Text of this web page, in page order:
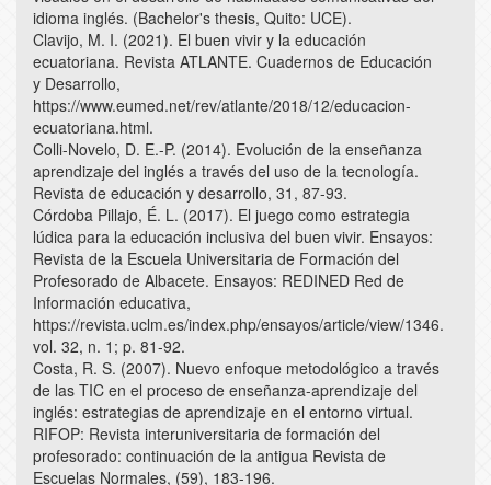
idioma inglés. (Bachelor's thesis, Quito: UCE).
Clavijo, M. I. (2021). El buen vivir y la educación
ecuatoriana. Revista ATLANTE. Cuadernos de Educación
y Desarrollo,
https://www.eumed.net/rev/atlante/2018/12/educacion-
ecuatoriana.html.
Colli-Novelo, D. E.-P. (2014). Evolución de la enseñanza
aprendizaje del inglés a través del uso de la tecnología.
Revista de educación y desarrollo, 31, 87-93.
Córdoba Pillajo, É. L. (2017). El juego como estrategia
lúdica para la educación inclusiva del buen vivir. Ensayos:
Revista de la Escuela Universitaria de Formación del
Profesorado de Albacete. Ensayos: REDINED Red de
Información educativa,
https://revista.uclm.es/index.php/ensayos/article/view/1346.
vol. 32, n. 1; p. 81-92.
Costa, R. S. (2007). Nuevo enfoque metodológico a través
de las TIC en el proceso de enseñanza-aprendizaje del
inglés: estrategias de aprendizaje en el entorno virtual.
RIFOP: Revista interuniversitaria de formación del
profesorado: continuación de la antigua Revista de
Escuelas Normales, (59), 183-196.